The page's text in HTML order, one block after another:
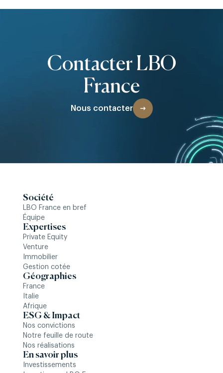
Contacter LBO
France
Nous contacter
Société
LBO France en bref
Équipe
Expertises
Private Equity
Venture
Immobilier
Gestion cotée
Géographies
France
Italie
Afrique
ESG & Impact
Nos convictions
Notre feuille de route
Nos réalisations
En savoir plus
Investissements